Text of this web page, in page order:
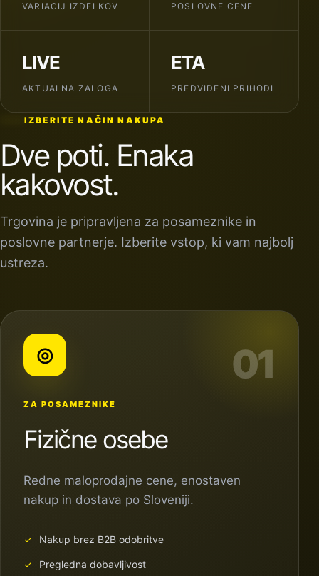
VARIACIJ IZDELKOV POSLOVNE CENE
LIVE
AKTUALNA ZALOGA
ETA
PREDVIDENI PRIHODI
IZBERITE NAČIN NAKUPA
Dve poti. Enaka
kakovost.
Trgovina je pripravljena za posameznike in
poslovne partnerje. Izberite vstop, ki vam najbolj
ustreza.
01
◎
ZA POSAMEZNIKE
Fizične osebe
Redne maloprodajne cene, enostaven
nakup in dostava po Sloveniji.
Nakup brez B2B odobritve
Pregledna dobavljivost